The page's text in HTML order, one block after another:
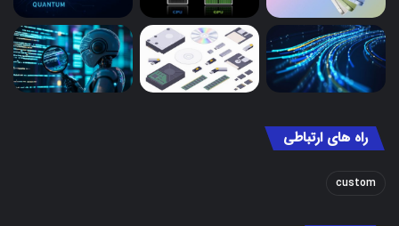
راه های ارتباطی
custom